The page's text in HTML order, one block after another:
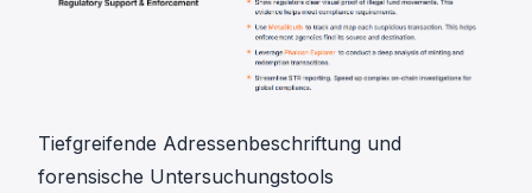
Tiefgreifende Adressenbeschriftung und
forensische Untersuchungstools